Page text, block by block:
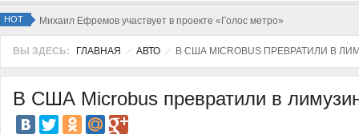
HOT Михаил Ефремов участвует в проекте «Голос метро»
ВЫ ЗДЕСЬ: ГЛАВНАЯ АВТО В США MICROBUS ПРЕВРАТИЛИ В
В США Microbus превратили в